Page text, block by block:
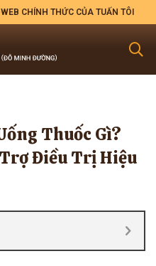
CHÍNH THỨC CỦA TUẤN TÔI
Thuốc Gì?
Điều Trị Hiệu